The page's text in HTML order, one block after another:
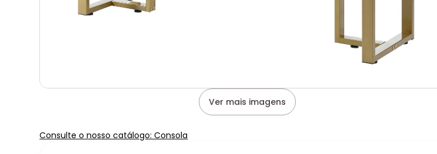
Ver mais imagens
Consulte o nosso catálogo: Consola